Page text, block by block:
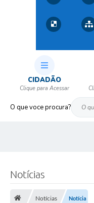
O que voce procura?
CIDADÃO
Notícias
Notícias Notícia